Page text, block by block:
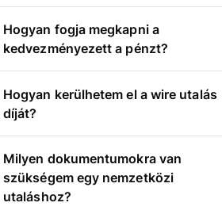
Hogyan fogja megkapni a
kedvezményezett a pénzt?
Hogyan kerülhetem el a wire utalás
díját?
Milyen dokumentumokra van
szükségem egy nemzetközi
utaláshoz?